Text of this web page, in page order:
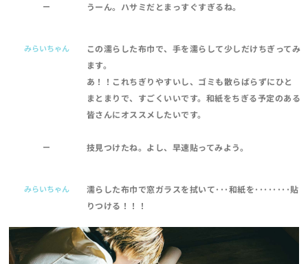
ー うーん。ハサミだとまっすぐすぎるね。
みらいちゃん
この濡らした布巾で、手を濡らして少しだけちぎってみ
ます。
あ！！これちぎりやすいし、ゴミも散らばらずにひと
まとまりで、すごくいいです。和紙をちぎる予定のある
皆さんにオススメしたいです。
ー 技見つけたね。よし、早速貼ってみよう。
みらいちゃん
濡らした布巾で窓ガラスを拭いて･･･和紙を････････貼
りつける！！！